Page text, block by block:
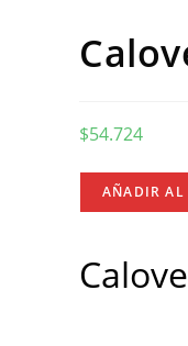
$54.724
Caloventor
Alpaca
1500
w
AÑADIR AL